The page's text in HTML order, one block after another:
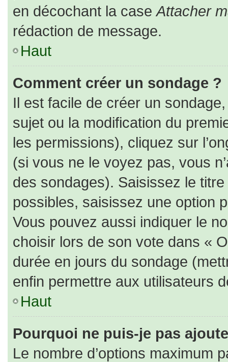
en décochant la caseAttacher
rédaction de message.
Haut
Comment créer un sondage ?
Il est facile de créer un
sujet ou la modification du
les permissions), cliquez sur
(si vous ne le voyez pas, vous
des sondages). Saisissez le
possibles, saisissez une option
Vous pouvez aussi indiquer le
choisir lors de son vote dans «
durée en jours du sondage
enfin permettre aux utilisateurs
Haut
Pourquoi ne puis-je pas
Le nombre d’options maximum